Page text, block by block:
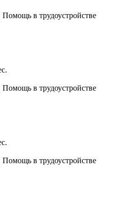
Помощь в трудоустройстве
Помощь в трудоустройстве
Помощь в трудоустройстве